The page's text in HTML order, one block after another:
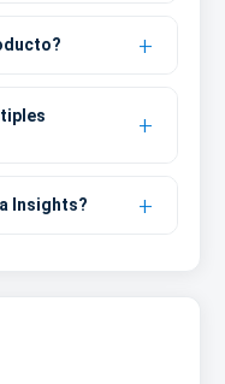
Insights?